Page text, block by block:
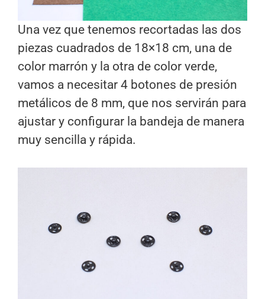
Una vez que tenemos recortadas las dos
piezas cuadrados de 18×18 cm, una de
color marrón y la otra de color verde,
vamos a necesitar 4 botones de presión
metálicos de 8 mm, que nos servirán para
ajustar y configurar la bandeja de manera
muy sencilla y rápida.